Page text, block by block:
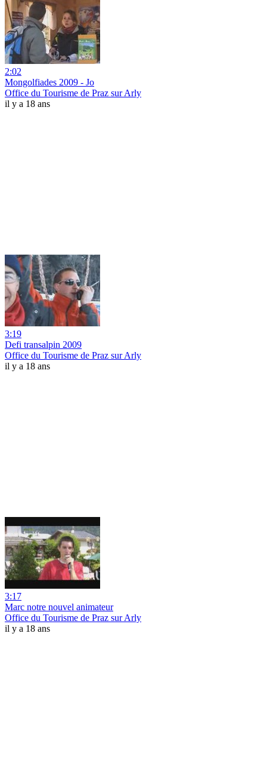
2:02
Mongolfiades 2009 - Jo
Office du Tourisme de Praz sur Arly
il y a 18 ans
3:19
Defi transalpin 2009
Office du Tourisme de Praz sur Arly
il y a 18 ans
3:17
Marc notre nouvel animateur
Office du Tourisme de Praz sur Arly
il y a 18 ans